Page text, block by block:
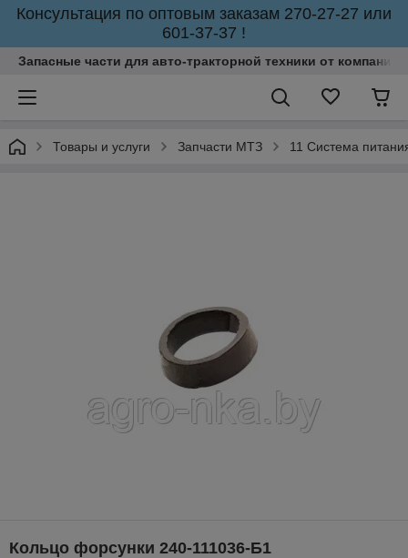
Консультация по оптовым заказам 270-27-27 или
601-37-37 !
Запасные части для авто-тракторной техники от
Товары и услуги Запчасти МТЗ 11 Система
Кольцо форсунки 240-111036-Б1